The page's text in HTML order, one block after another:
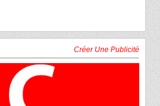
Créer Une Publicité